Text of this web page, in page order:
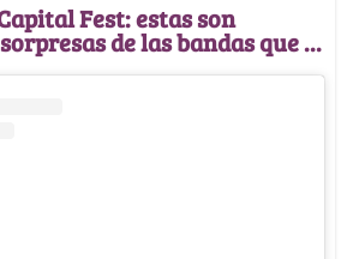
Fest: estas son
de las bandas que ...